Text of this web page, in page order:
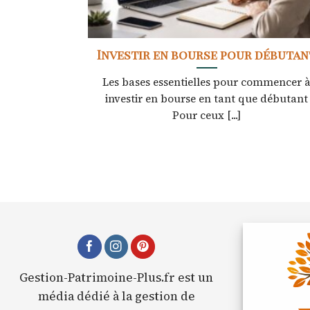
Investir en bourse pour
Les bases essentielles pour commencer à
investir en bourse en tant que débutant
Pour ceux [...]
Gestion-Patrimoine-Plus.fr est un
média dédié à la gestion de